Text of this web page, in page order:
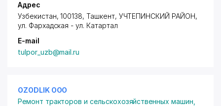
Адрес
Узбекистан, 100138, Ташкент, УЧТЕПИНСКИЙ РАЙОН,
ул. Фархадская - ул. Катартал
E-mail
tulpor_uzb@mail.ru
OZODLIK ООО
Ремонт тракторов и сельскохозяйственных машин